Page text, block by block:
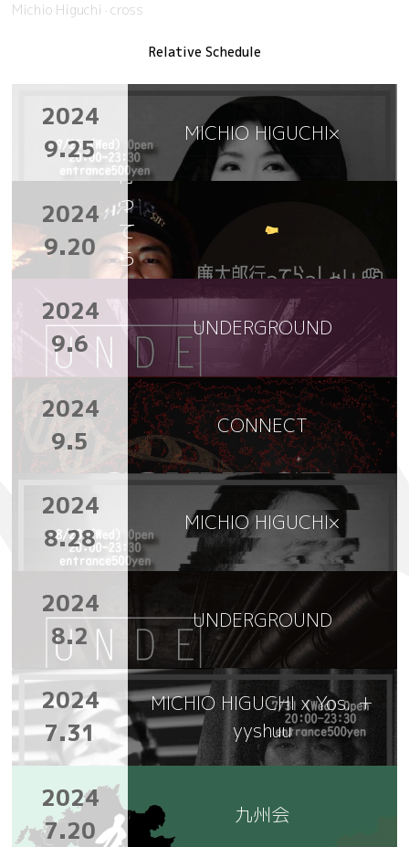
Michio Higuchi ·cross
Relative Schedule
2024
9.25
MICHIO HIGUCHI×
2024
9.20
廉
郎
行
っ
て
ら
っ
し
ゃ
2024
9.6
UNDERGROUND
2024
9.5
CONNECT
2024
8.28
MICHIO HIGUCHI×
2024
8.2
UNDERGROUND
2024
7.31
MICHIO HIGUCHI x Yos. ＋
yyshuu
2024
7.20
九州会